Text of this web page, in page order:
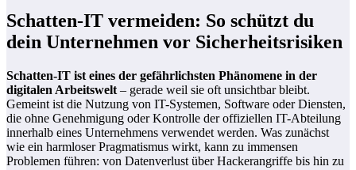
Schatten-IT vermeiden: So schützt du
dein Unternehmen vor Sicherheitsrisiken
Schatten-IT ist eines der gefährlichsten Phänomene in der
digitalen Arbeitswelt – gerade weil sie oft unsichtbar bleibt.
Gemeint ist die Nutzung von IT-Systemen, Software oder Diensten,
die ohne Genehmigung oder Kontrolle der offiziellen IT-Abteilung
innerhalb eines Unternehmens verwendet werden. Was zunächst
wie ein harmloser Pragmatismus wirkt, kann zu immensen
Problemen führen: von Datenverlust über Hackerangriffe bis hin zu